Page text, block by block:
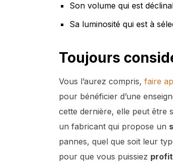
Son volume qui est
Sa luminosité qui est à
Toujours
Vous l’aurez compris, faire
pour bénéficier d’une
cette dernière, elle peut être
un fabricant qui propose un
pannes, quel que soit leur
pour que vous puissiez